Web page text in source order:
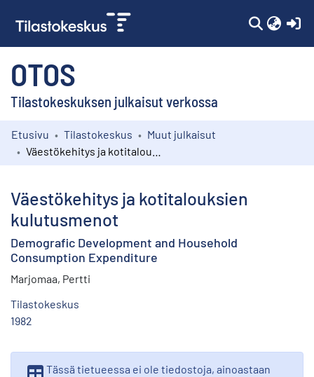
OTOS
Tilastokeskuksen julkaisut verkossa
Kokoelmat
Etusivu Tilastokeskus
Muut julkaisut
Väestökehitys ja kotitalouksien
kulutusmenot
Demografic Development and Household
Consumption Expenditure
Marjomaa, Pertti
Tilastokeskus
1982
Tässä tietueessa ei ole tiedostoja, ainoastaan